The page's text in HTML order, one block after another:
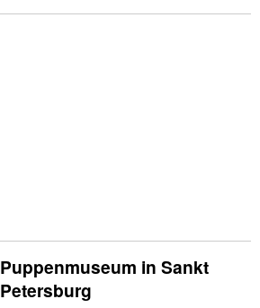
Puppenmuseum in Sankt
Petersburg